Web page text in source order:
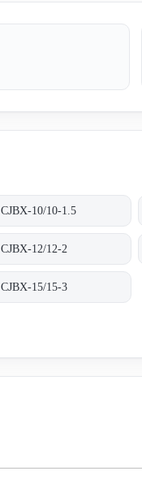
CJBX-10/10-1.5
CJBX-12/12-2
CJBX-15/15-3